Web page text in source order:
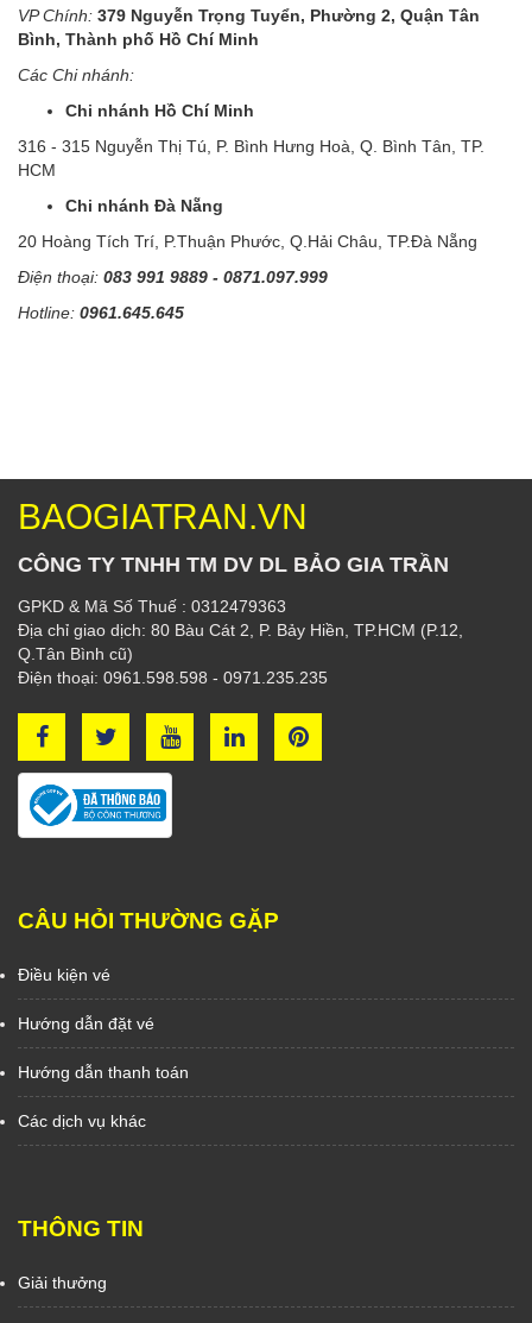
VP Chính: 379 Nguyễn Trọng Tuyển, Phường 2, Quận Tân
Bình, Thành phố Hồ Chí Minh
Các Chi nhánh:
Chi nhánh Hồ Chí Minh
316 - 315 Nguyễn Thị Tú, P. Bình Hưng Hoà, Q. Bình Tân, TP.
HCM
Chi nhánh Đà Nẵng
20 Hoàng Tích Trí, P.Thuận Phước, Q.Hải Châu, TP.Đà Nẵng
Điện thoại: 083 991 9889 - 0871.097.999
Hotline: 0961.645.645
BAOGIATRAN.VN
CÔNG TY TNHH TM DV DL BẢO GIA TRẦN
GPKD & Mã Số Thuế : 0312479363
Địa chỉ giao dịch: 80 Bàu Cát 2, P. Bảy Hiền, TP.HCM (P.12,
Q.Tân Bình cũ)
Điện thoại: 0961.598.598 - 0971.235.235
CÂU HỎI THƯỜNG GẶP
Điều kiện vé
Hướng dẫn đặt vé
Hướng dẫn thanh toán
Các dịch vụ khác
THÔNG TIN
Giải thưởng